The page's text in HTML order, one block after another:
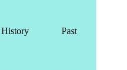
History Past